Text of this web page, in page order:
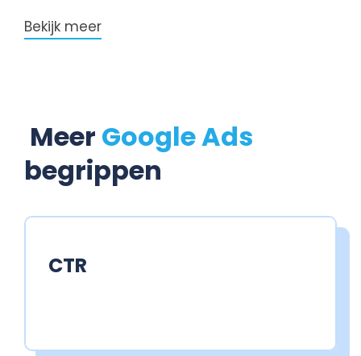
Bekijk meer
Meer Google Ads
begrippen
CTR